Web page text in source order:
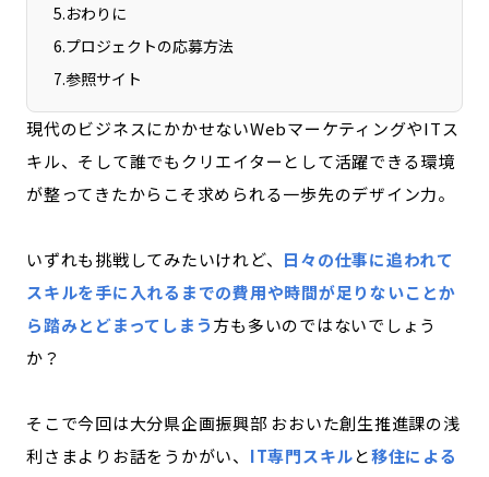
宮崎エリア
沖縄エリア
カテゴリから探す
特集コンテンツ
地域を代表する 企業100選
MILCプロジェクト
選出企業特別対談
Localist
SDGsの先駆者
イベント
飲食店
地域豆知識
5.おわりに
6.プロジェクトの応募方法
7.参照サイト
現代のビジネスにかかせないWebマーケティングやITス
キル、そして誰でもクリエイターとして活躍できる環境
が整ってきたからこそ求められる一歩先のデザイン力。
いずれも挑戦してみたいけれど、 日々の仕事に追われて
スキルを手に入れるまでの費用や時間が足りないことか
ら踏みとどまってしまう方も多いのではないでしょう
か？
そこで今回は大分県企画振興部 おおいた創生推進課の浅
利さまよりお話をうかがい、 IT専門スキルと移住による